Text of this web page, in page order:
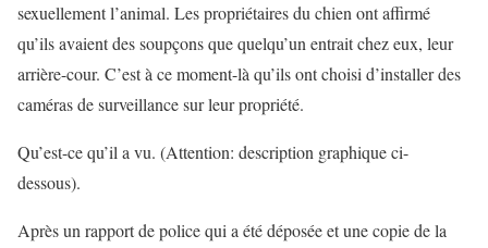
sexuellement l’animal. Les propriétaires du chien ont affirmé
qu’ils avaient des soupçons que quelqu’un entrait chez eux, leur
arrière-cour. C’est à ce moment-là qu’ils ont choisi d’installer des
caméras de surveillance sur leur propriété.
Qu’est-ce qu’il a vu. (Attention: description graphique ci-
dessous).
Après un rapport de police qui a été déposée et une copie de la